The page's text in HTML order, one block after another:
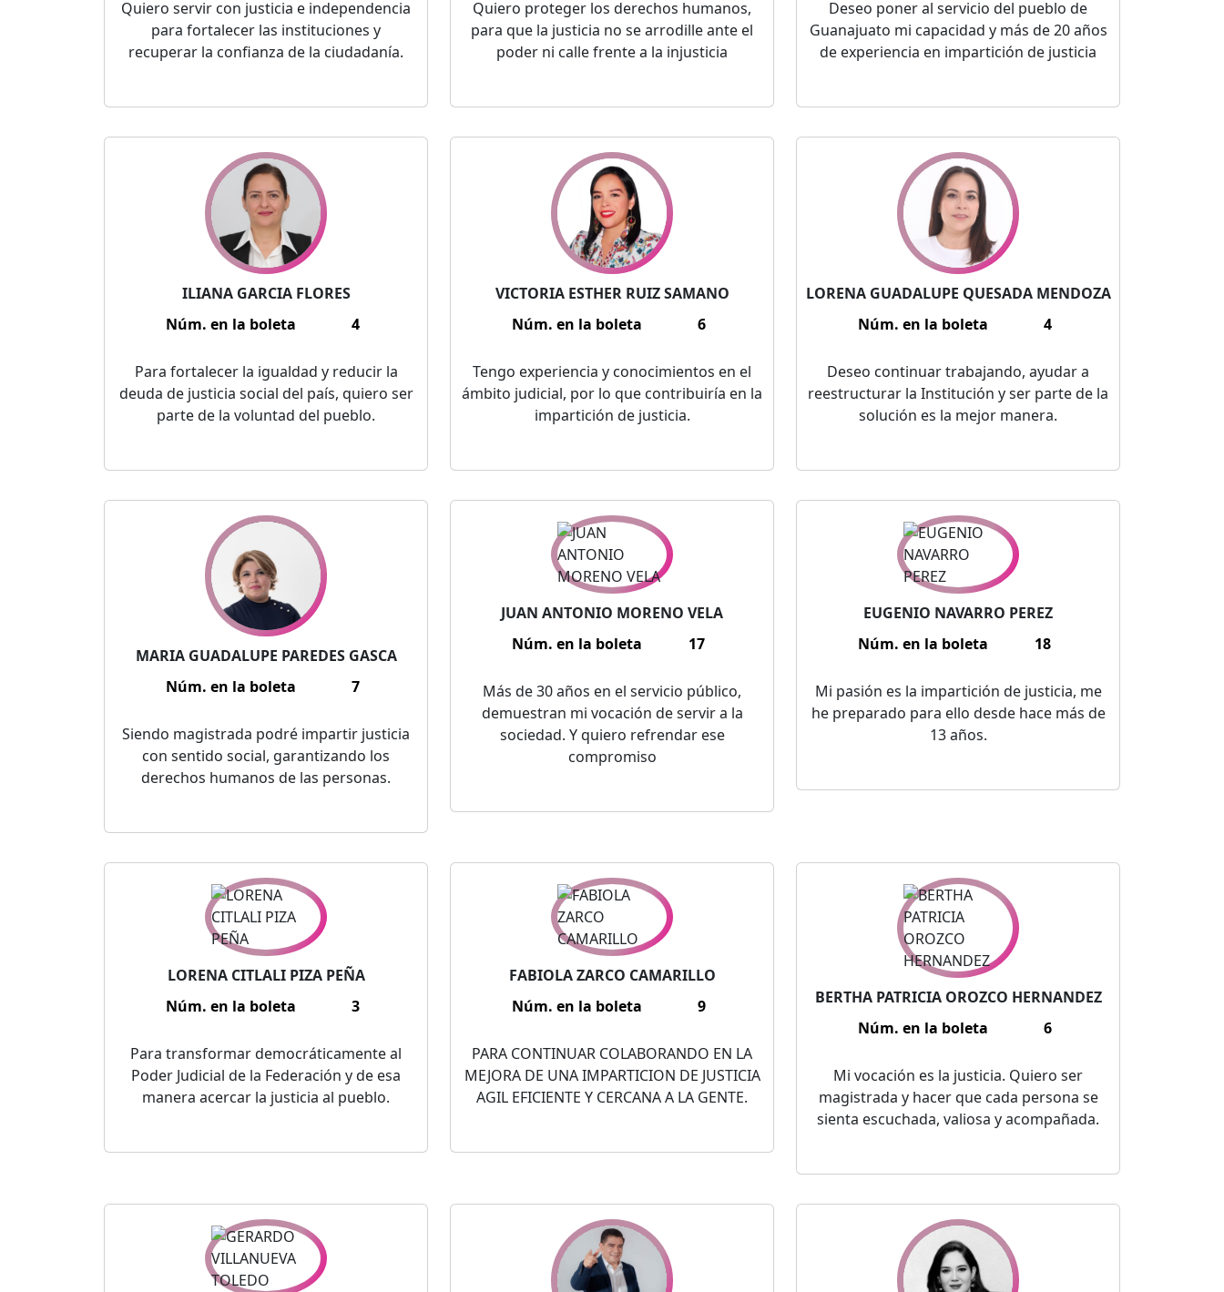
Quiero servir con justicia e independencia
para fortalecer las instituciones y
recuperar la confianza de la ciudadanía.
Quiero proteger los derechos humanos,
para que la justicia no se arrodille ante el
poder ni calle frente a la injusticia
Deseo poner al servicio del pueblo de
Guanajuato mi capacidad y más de 20 años
de experiencia en impartición de justicia
ILIANA GARCIA FLORES
Núm. en la boleta
4
Para fortalecer la igualdad y reducir la
deuda de justicia social del país, quiero ser
parte de la voluntad del pueblo.
VICTORIA ESTHER RUIZ SAMANO
Núm. en la boleta
6
Tengo experiencia y conocimientos en el
ámbito judicial, por lo que contribuiría en la
impartición de justicia.
LORENA GUADALUPE QUESADA MENDOZA
Núm. en la boleta
4
Deseo continuar trabajando, ayudar a
reestructurar la Institución y ser parte de la
solución es la mejor manera.
MARIA GUADALUPE PAREDES GASCA
Núm. en la boleta
7
Siendo magistrada podré impartir justicia
con sentido social, garantizando los
derechos humanos de las personas.
JUAN ANTONIO MORENO VELA
Núm. en la boleta
17
Más de 30 años en el servicio público,
demuestran mi vocación de servir a la
sociedad. Y quiero refrendar ese
compromiso
EUGENIO NAVARRO PEREZ
Núm. en la boleta
18
Mi pasión es la impartición de justicia, me
he preparado para ello desde hace más de
13 años.
LORENA CITLALI PIZA PEÑA
Núm. en la boleta
3
Para transformar democráticamente al
Poder Judicial de la Federación y de esa
manera acercar la justicia al pueblo.
FABIOLA ZARCO CAMARILLO
Núm. en la boleta
9
PARA CONTINUAR COLABORANDO EN LA
MEJORA DE UNA IMPARTICION DE JUSTICIA
AGIL EFICIENTE Y CERCANA A LA GENTE.
BERTHA PATRICIA OROZCO HERNANDEZ
Núm. en la boleta
6
Mi vocación es la justicia. Quiero ser
magistrada y hacer que cada persona se
sienta escuchada, valiosa y acompañada.